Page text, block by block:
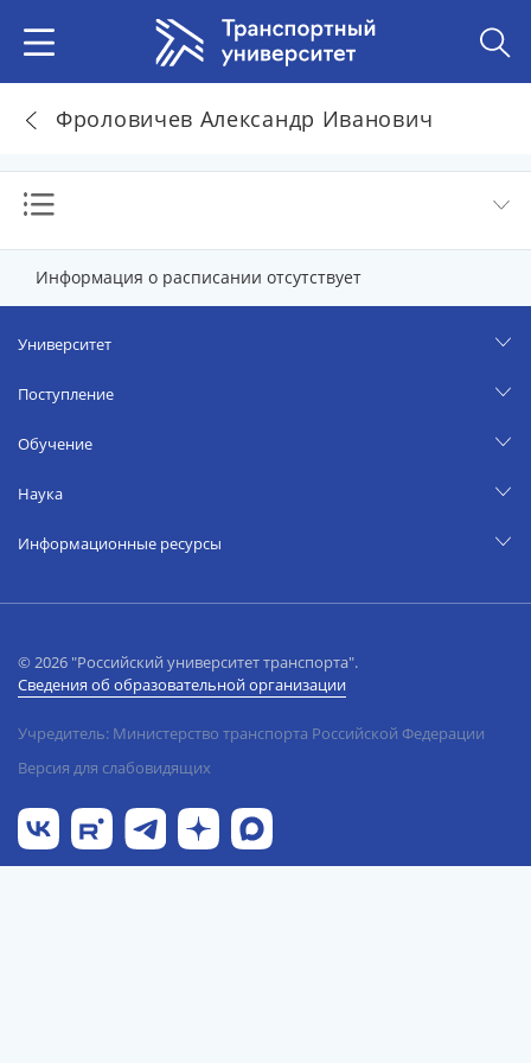
Фроловичев Александр Иванович
Информация о расписании отсутствует
Университет
Поступление
Обучение
Наука
Информационные ресурсы
© 2026 "Российский университет транспорта".
Сведения об образовательной организации
Учредитель: Министерство транспорта Российской Федерации
Версия для слабовидящих